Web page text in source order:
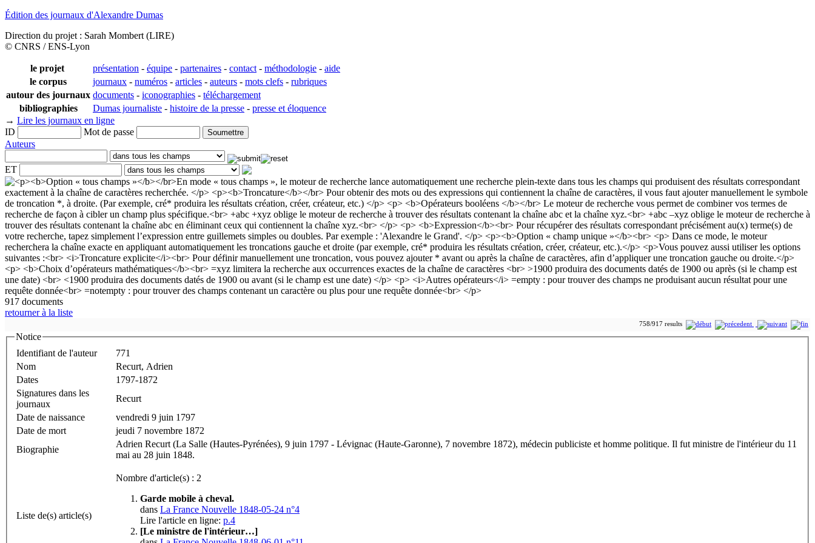
Édition des journaux d'Alexandre Dumas
Direction du projet : Sarah Mombert (LIRE)
© CNRS / ENS-Lyon
le projet présentation - équipe - partenaires - contact - méthodologie - aide
le corpus
journaux - numéros - articles - auteurs - mots clefs - rubriques
autour des journaux documents - iconographies - téléchargement
bibliographies
Dumas journaliste - histoire de la presse - presse et éloquence
→ Lire les journaux en ligne
ID
Mot de passe
Auteurs
ET
917 documents
retourner à la liste
758/917 results
Notice
Identifiant de l'auteur
771
Nom
Recurt, Adrien
Dates
1797-1872
Signatures dans les
journaux
Recurt
Date de naissance
vendredi 9 juin 1797
Date de mort
jeudi 7 novembre 1872
Biographie
Adrien Recurt (La Salle (Hautes-Pyrénées), 9 juin 1797 - Lévignac (Haute-Garonne), 7 novembre 1872), médecin publiciste et homme politique. Il fut ministre de l'intérieur du 11
mai au 28 juin 1848.
Liste de(s) article(s)
Nombre d'article(s) : 2
Garde mobile à cheval.
dans La France Nouvelle 1848-05-24 n°4
Lire l'article en ligne: p.4
[Le ministre de l'intérieur…]